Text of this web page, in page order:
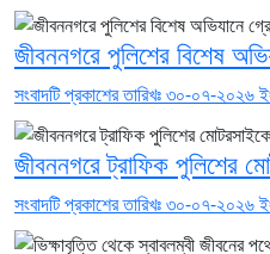
জীবননগরে পুলিশের বিশেষ
সংবাদটি প্রকাশের তারিখঃ ৩০-০৭-২০২৬
জীবননগরে ট্রাফিক পুলিশের
সংবাদটি প্রকাশের তারিখঃ ৩০-০৭-২০২৬